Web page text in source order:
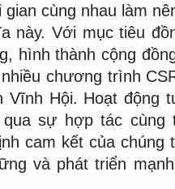
cùng nhau làm
này. Với mục tiêu
hình thành cộng
chương trình
Vĩnh Hội. Hoạt động
sự hợp tác cùng
cam kết của chúng
và phát triển